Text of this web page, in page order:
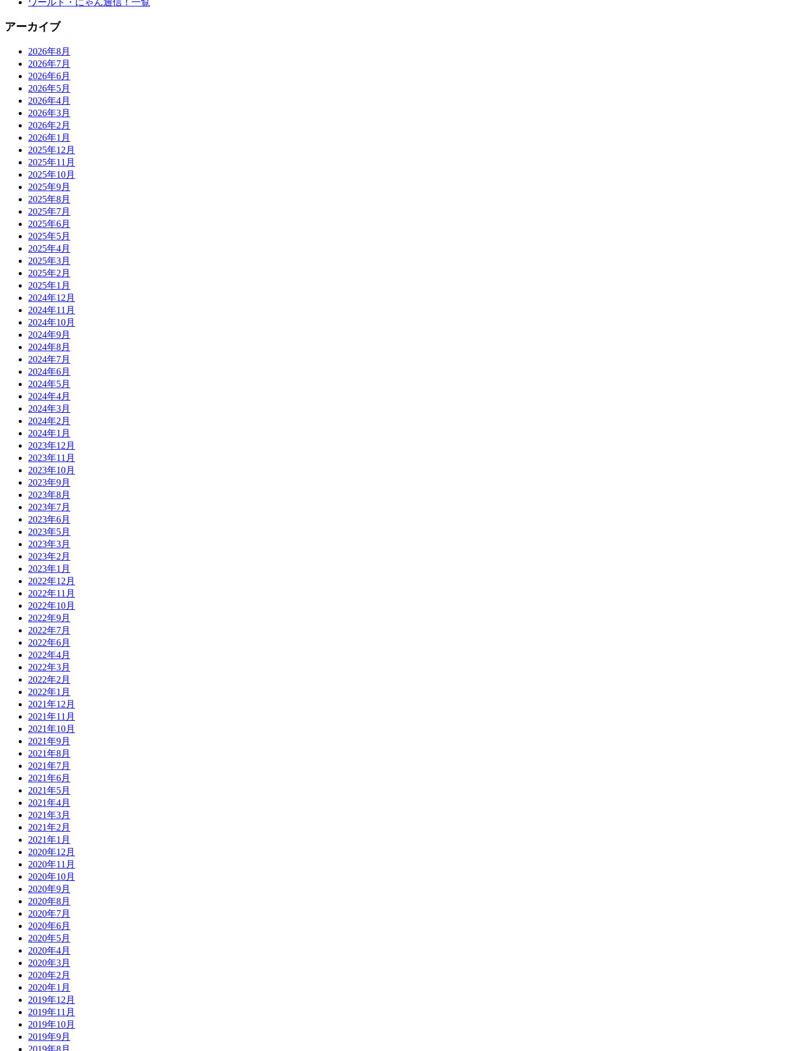
アーカイブ
2026年8月
2026年7月
2026年6月
2026年5月
2026年4月
2026年3月
2026年2月
2026年1月
2025年12月
2025年11月
2025年10月
2025年9月
2025年8月
2025年7月
2025年6月
2025年5月
2025年4月
2025年3月
2025年2月
2025年1月
2024年12月
2024年11月
2024年10月
2024年9月
2024年8月
2024年7月
2024年6月
2024年5月
2024年4月
2024年3月
2024年2月
2024年1月
2023年12月
2023年11月
2023年10月
2023年9月
2023年8月
2023年7月
2023年6月
2023年5月
2023年3月
2023年2月
2023年1月
2022年12月
2022年11月
2022年10月
2022年9月
2022年7月
2022年6月
2022年4月
2022年3月
2022年2月
2022年1月
2021年12月
2021年11月
2021年10月
2021年9月
2021年8月
2021年7月
2021年6月
2021年5月
2021年4月
2021年3月
2021年2月
2021年1月
2020年12月
2020年11月
2020年10月
2020年9月
2020年8月
2020年7月
2020年6月
2020年5月
2020年4月
2020年3月
2020年2月
2020年1月
2019年12月
2019年11月
2019年10月
2019年9月